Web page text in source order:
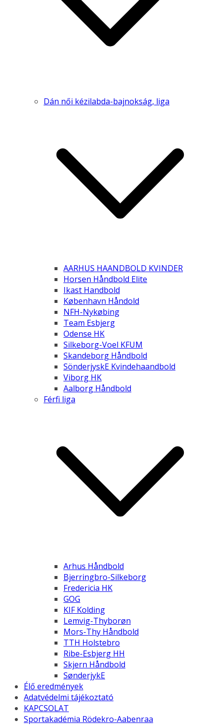
Dán női kézilabda-bajnokság, liga
AARHUS HAANDBOLD KVINDER
Horsen Håndbold Elite
Ikast Handbold
København Håndold
NFH-Nykøbing
Team Esbjerg
Odense HK
Silkeborg-Voel KFUM
Skandeborg Håndbold
SönderjyskE Kvindehaandbold
Viborg HK
Aalborg Håndbold
Férfi liga
Arhus Håndbold
Bjerringbro-Silkeborg
Fredericia HK
GOG
KIF Kolding
Lemvig-Thyborøn
Mors-Thy Håndbold
TTH Holstebro
Ribe-Esbjerg HH
Skjern Håndbold
SønderjykE
Élő eredmények
Adatvédelmi tájékoztató
KAPCSOLAT
Sportakadémia Rödekro-Aabenraa